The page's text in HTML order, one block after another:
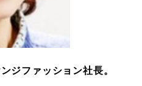
ジファッション社長。